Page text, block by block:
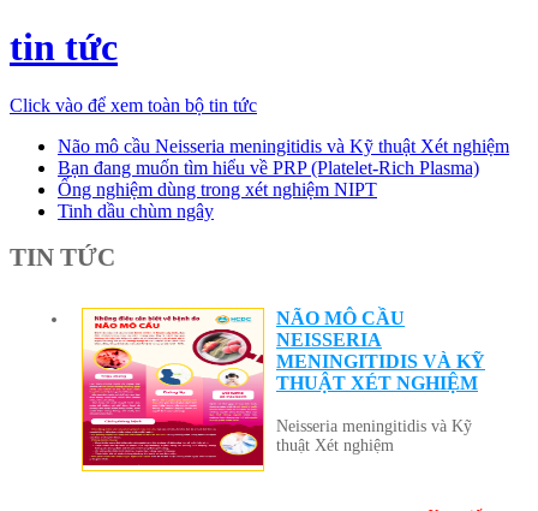
tin tức
Click vào để xem toàn bộ tin tức
Não mô cầu Neisseria meningitidis và Kỹ thuật Xét nghiệm
Bạn đang muốn tìm hiểu về PRP (Platelet-Rich Plasma)
Ống nghiệm dùng trong xét nghiệm NIPT
Tinh dầu chùm ngây
TIN TỨC
NÃO MÔ CẦU
NEISSERIA
MENINGITIDIS VÀ KỸ
THUẬT XÉT NGHIỆM
Neisseria meningitidis và Kỹ
thuật Xét nghiệm